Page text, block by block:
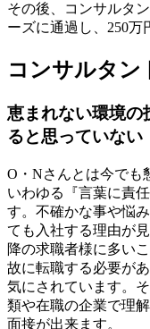
その後、コンサルタ
ーズに通過し、250万
コンサルタン
恵まれない環境の
ると思っていない
O・Nさんとは今でも
いわゆる『言葉に責
す。不確かな事や悩
ても入社する理由が
降の求職者様に多い
故に転職する必要が
気にされています。
類や在職の企業で理
面接が出来ます。